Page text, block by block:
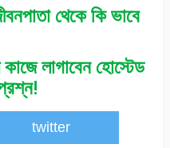
থেকে কি ভাবে
লাগাবেন হোস্টেড
twitter